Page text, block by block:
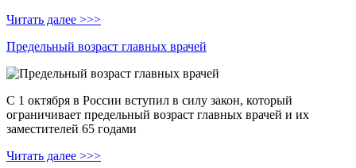
Читать далее >>>
Предельный возраст главных врачей
С 1 октября в России вступил в силу закон, который
ограничивает предельный возраст главных врачей и их
заместителей 65 годами
Читать далее >>>